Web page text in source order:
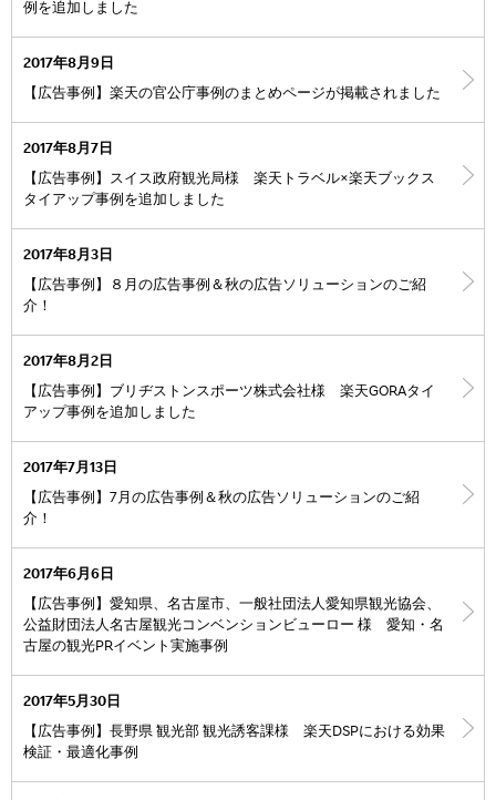
例を追加しました
2017年8月9日
【広告事例】楽天の官公庁事例のまとめページが掲載されました
2017年8月7日
【広告事例】スイス政府観光局様 楽天トラベル×楽天ブックス
タイアップ事例を追加しました
2017年8月3日
【広告事例】８月の広告事例＆秋の広告ソリューションのご紹
介！
2017年8月2日
【広告事例】ブリヂストンスポーツ株式会社様 楽天GORAタイ
アップ事例を追加しました
2017年7月13日
【広告事例】7月の広告事例＆秋の広告ソリューションのご紹
介！
2017年6月6日
【広告事例】愛知県、名古屋市、一般社団法人愛知県観光協会、
公益財団法人名古屋観光コンベンションビューロー 様 愛知・名
古屋の観光PRイベント実施事例
2017年5月30日
【広告事例】長野県 観光部 観光誘客課様 楽天DSPにおける効果
検証・最適化事例